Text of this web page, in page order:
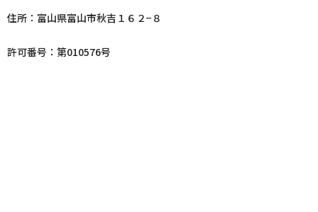
住所：富山県富山市秋吉１６２−８
許可番号：第010576号